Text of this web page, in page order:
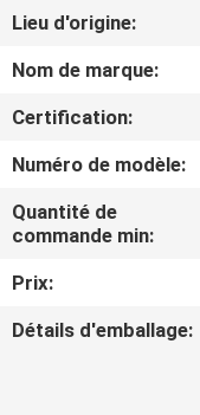
PROPOS
DE
NOUS
VISITE
D'USINE
CONTRÔLE
DE
Lieu d'origine:
Nom de marque:
Certification:
Numéro de modèle:
Quantité de
commande min:
Prix:
Détails d'emballage: